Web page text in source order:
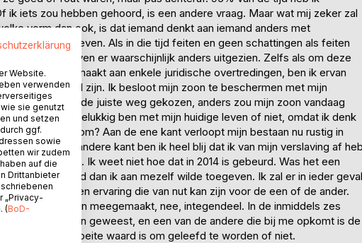
ik iets zou hebben gehoord, is een andere vraag. Maar wat mij zeker zal
vorm dan ook, is dat iemand denkt aan iemand anders met
een impuls te geven. Als in die tijd feiten en geen schattingen als feiten
had mijn leven er waarschijnlijk anders uitgezien. Zelfs als om deze
heb gemaakt aan enkele juridische overtredingen, ben ik ervan
onschuldig zal zijn. Ik besloot mijn zoon te beschermen met mijn
voor mezelf de juiste weg gekozen, anders zou mijn zoon vandaag
of ik gelukkig ben met mijn huidige leven of niet, omdat ik denk
ben blij. Waarom? Aan de ene kant verloopt mijn bestaan nu rustig in
aan de andere kant ben ik heel blij dat ik van mijn verslaving af
vergezelde. Ik weet niet hoe dat in 2014 is gebeurd. Was het een
stond dan ik aan mezelf wilde toegeven. Ik zal er in ieder geval
dat ik geef een ervaring die van nut kan zijn voor de een of de ander.
ik zou hebben meegemaakt, nee, integendeel. In de inmiddels zes
momenten geweest, en een van de andere die bij me opkomt is de
bestaan de moeite waard is om geleefd te worden of niet.
Website.
verwenden
sie genutzt
und setzen
ggf.
sowie
wir zudem
auf die
Drittanbieter
„Privacy-
(BoD-